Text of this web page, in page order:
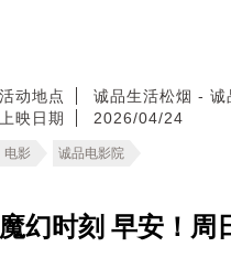
活动地点
诚品生活松烟 - 诚
上映日期
2026/04/24
电影 诚品电影院
魔幻时刻 早安！